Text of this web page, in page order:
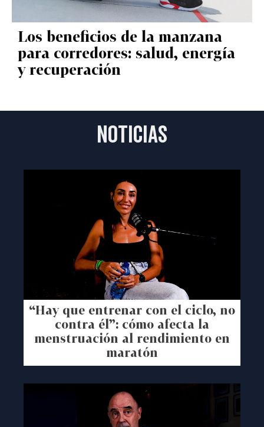
Los beneficios de la manzana
para corredores: salud, energía
y recuperación
NOTICIAS
“Hay que entrenar con el ciclo, no
contra él”: cómo afecta la
menstruación al rendimiento en
maratón